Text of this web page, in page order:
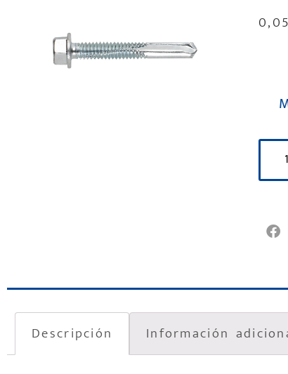
0,05
Descripción Información